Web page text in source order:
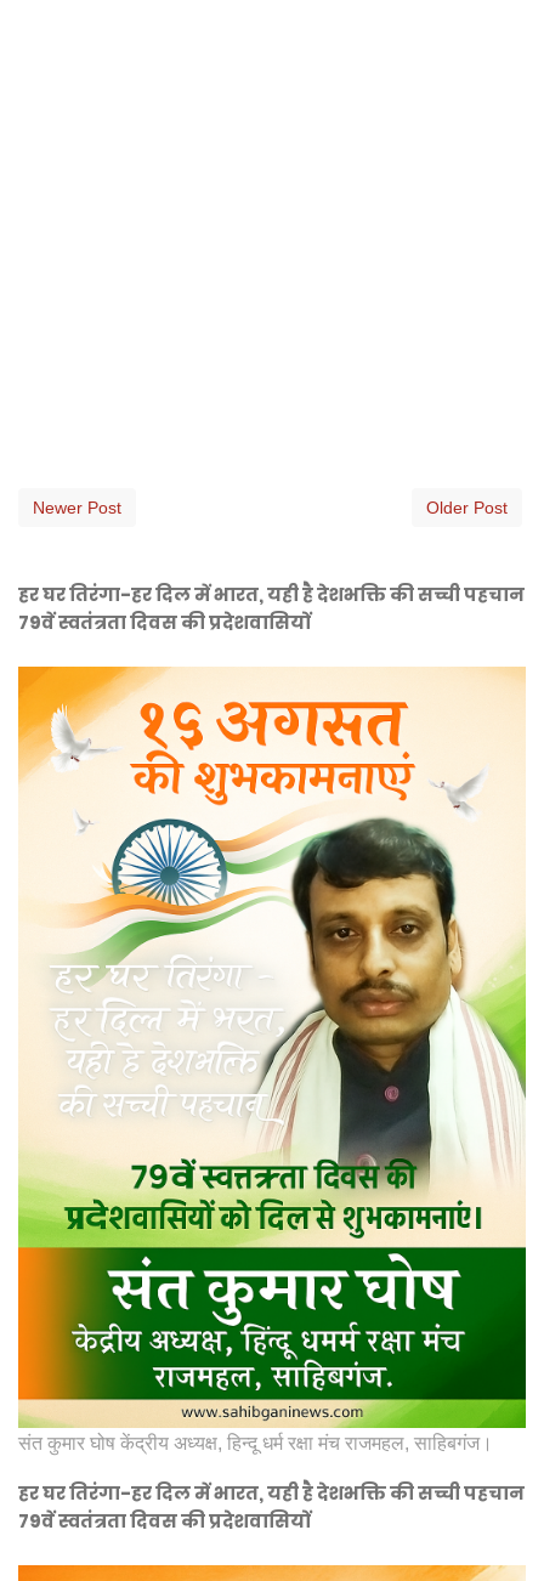
Newer Post Older Post
हर घर तिरंगा-हर दिल में भारत, यही है देशभक्ति की सच्ची पहचान
79वें स्वतंत्रता दिवस की प्रदेशवासियों
संत कुमार घोष केंद्रीय अध्यक्ष, हिन्दू धर्म रक्षा मंच राजमहल, साहिबगंज।
हर घर तिरंगा-हर दिल में भारत, यही है देशभक्ति की सच्ची पहचान
79वें स्वतंत्रता दिवस की प्रदेशवासियों